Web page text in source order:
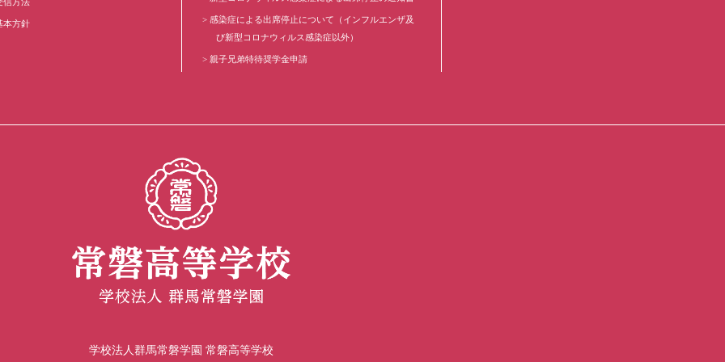
本方針
感染症による出席停止について（インフルエンザ及
び新型コロナウィルス感染症以外）
親子兄弟特待奨学金申請
学校法人群馬常磐学園 常磐高等学校